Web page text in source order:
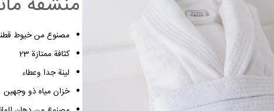
مصنوع من خيوط قطنية
كثافة ممتازة 23
لينة جدا وعطاء
خزان مياه ذو وجهين